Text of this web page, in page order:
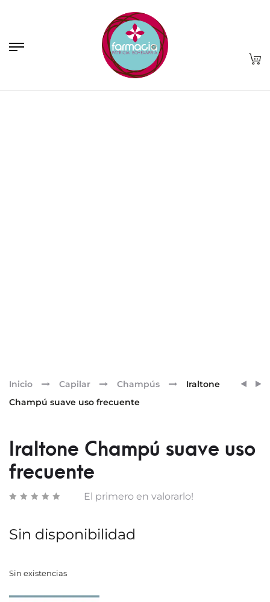
DE
Inicio Capilar Champús
Iraltone
Champú suave uso frecuente
Iraltone Champú suave uso
frecuente
El primero en valorarlo!
Sin disponibilidad
Sin existencias